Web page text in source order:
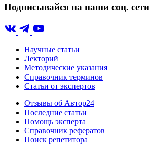
Подписывайся на наши соц. сети
Научные статьи
Лекторий
Методические указания
Справочник терминов
Статьи от экспертов
Отзывы об Автор24
Последние статьи
Помощь эксперта
Справочник рефератов
Поиск репетитора